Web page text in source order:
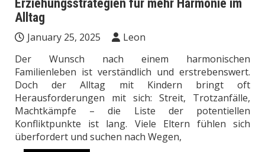
Erziehungsstrategien für mehr Harmonie im
Alltag
January 25, 2025
Leon
Der Wunsch nach einem harmonischen
Familienleben ist verständlich und erstrebenswert.
Doch der Alltag mit Kindern bringt oft
Herausforderungen mit sich: Streit, Trotzanfälle,
Machtkämpfe – die Liste der potentiellen
Konfliktpunkte ist lang. Viele Eltern fühlen sich
überfordert und suchen nach Wegen,